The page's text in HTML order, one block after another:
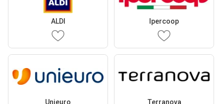
ALDI Ipercoop
Unieuro Terranova